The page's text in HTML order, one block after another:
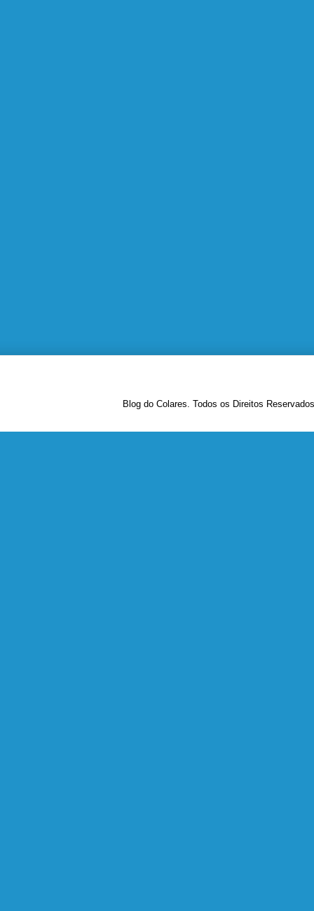
Blog do Colares. Todos os Direitos